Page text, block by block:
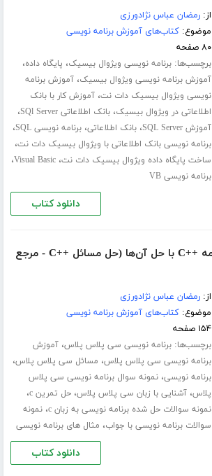
از:رمضان عباس نژادورزی
موضوع:کتاب‌های آموزش برنامه نویسی
۸۰ صفحه
برچسب‌ها:برنامه نویسی ویژوال بیسیک، پایگاه داده،
آموزش برنامه نویسی ویژوال بیسیک،آموزش برنامه
نویسی ویژوال بیسیک دات نت،آموزش کار با بانک
اطلاعاتی در ویژوال بیسیک،بانک اطلاعاتی SQl Server ،
آموزش SQL Server ،بانک اطلاعاتی،برنامه نویسی SQL ،
برنامه نویسی بانک اطلاعاتی با ویژوال بیسیک دات نت،
ساخت پایگاه داده ویژوال بیسیک دات نت،Visual Basic،
برنامه نویسی VB
دانلود کتاب
دانلود کتاب 600 برنامه ++C با حل آن‌ها (حل مسائل ++C - مرجع
از:رمضان عباس نژادورزی
موضوع:کتاب‌های آموزش برنامه نویسی
۱۵۴ صفحه
برچسب‌ها:برنامه نویسی سی پلاس پلاس،آموزش
برنامه نویسی سی پلاس پلاس، مسائل سی پلاس پلاس،
برنامه نویسی،نمونه سوال برنامه نویسی سی پلاس
پلاس،آشنایی با زبان سی پلاس پلاس،حل تمرین c ،
نمونه سوالات حل شده برنامه نویسی به زبان c ،نمونه
سوالات برنامه نویسی با جواب، مثال های برنامه نویسی
دانلود کتاب